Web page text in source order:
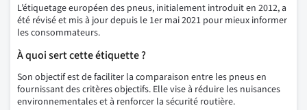
L’étiquetage européen des pneus, initialement introduit en 2012, a
été révisé et mis à jour depuis le 1er mai 2021 pour mieux informer
les consommateurs.
À quoi sert cette étiquette ?
Son objectif est de faciliter la comparaison entre les pneus en
fournissant des critères objectifs. Elle vise à réduire les nuisances
environnementales et à renforcer la sécurité routière.